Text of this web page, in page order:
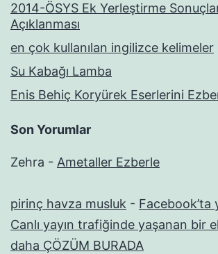
2014-ÖSYS Ek Yerleştirme
Açıklanması
en çok kullanılan ingilizce kelimeler
Su Kabağı Lamba
Enis Behiç Koryürek Eserlerini
Son Yorumlar
Zehra - Ametaller Ezberle
pirinç havza musluk - Facebook’ta
Canlı yayın trafiğinde yaşanan bir
daha ÇÖZÜM BURADA